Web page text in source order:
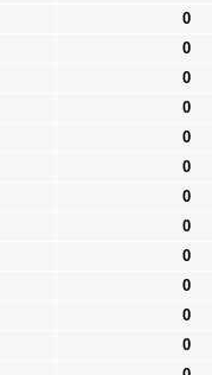
0
0
0
0
0
0
0
0
0
0
0
0